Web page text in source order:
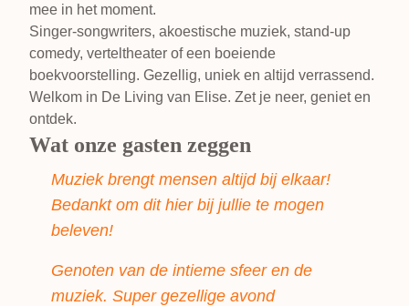
mee in het moment.
Singer-songwriters, akoestische muziek, stand-up
comedy, verteltheater of een boeiende
boekvoorstelling. Gezellig, uniek en altijd verrassend.
Welkom in De Living van Elise. Zet je neer, geniet en
ontdek.
Wat onze gasten zeggen
Muziek brengt mensen altijd bij elkaar!
Bedankt om dit hier bij jullie te mogen
beleven!
Genoten van de intieme sfeer en de
muziek. Super gezellige avond